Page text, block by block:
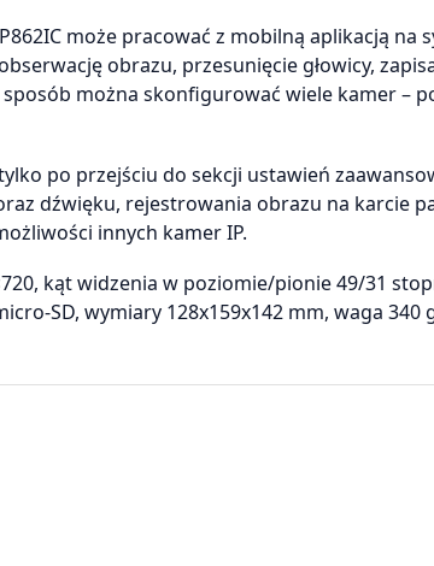
może pracować z mobilną aplikacją na
obrazu, przesunięcie głowicy,
można skonfigurować wiele kamer –
po przejściu do sekcji ustawień
dźwięku, rejestrowania obrazu na karcie
innych kamer IP.
kąt widzenia w poziomie/pionie 49/31
SD, wymiary 128x159x142 mm, waga 340